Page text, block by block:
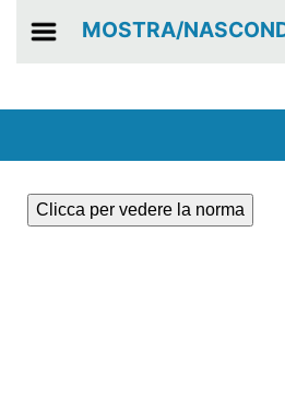
MOSTRA/
Clicca per vedere la norma